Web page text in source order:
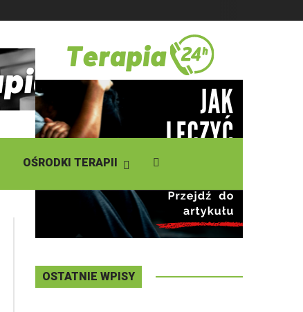
DZISIAJ
07 - 08 - 2026
OŚRODKI TERAPII
OSTATNIE WPISY